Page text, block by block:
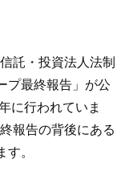
託・投資法人法制
プ最終報告」が公
に行われていま
報告の背後にある
。